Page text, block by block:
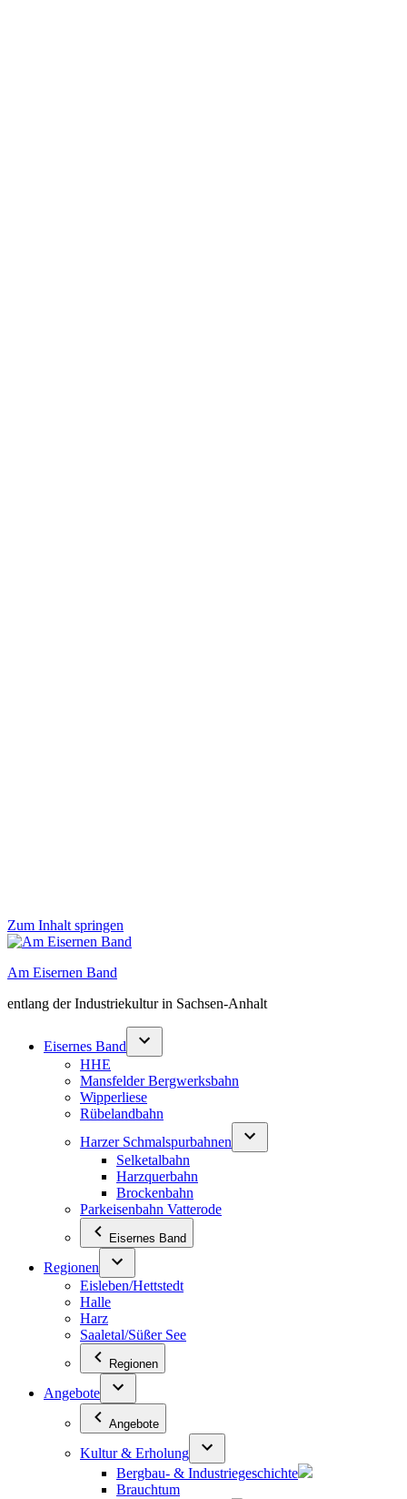
Zum Inhalt springen
Am Eisernen Band
entlang der Industriekultur in Sachsen-Anhalt
Eisernes Band
HHE
Mansfelder Bergwerksbahn
Wipperliese
Rübelandbahn
Harzer Schmalspurbahnen
Selketalbahn
Harzquerbahn
Brockenbahn
Parkeisenbahn Vatterode
Eisernes Band
Regionen
Eisleben/Hettstedt
Halle
Harz
Saaletal/Süßer See
Regionen
Angebote
Angebote
Kultur & Erholung
Bergbau- & Industriegeschichte
Brauchtum